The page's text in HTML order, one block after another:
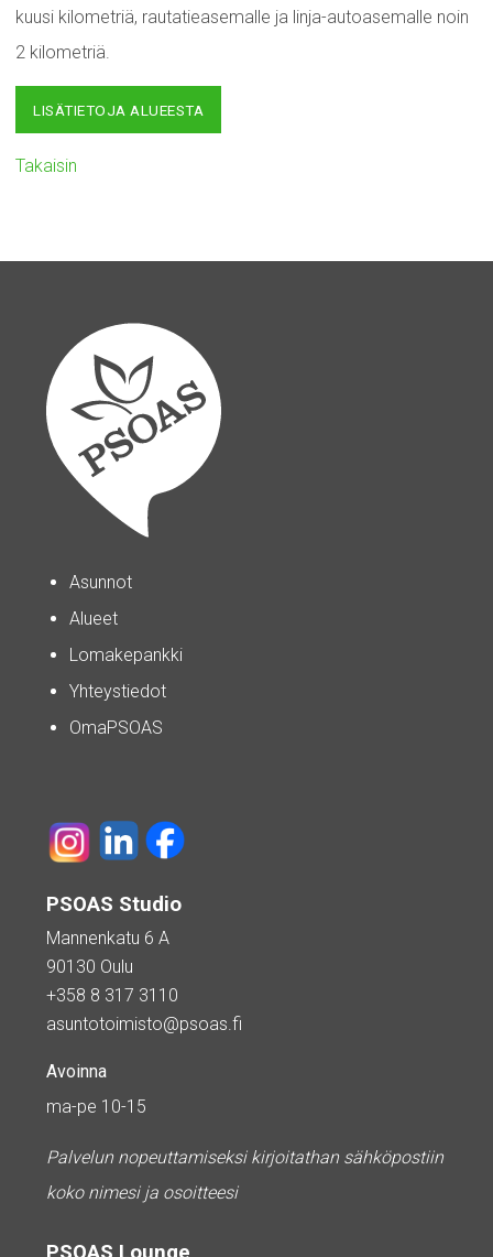
kuusi kilometriä, rautatieasemalle ja linja-autoasemalle noin
2 kilometriä.
LISÄTIETOJA ALUEESTA
Takaisin
Asunnot
Alueet
Lomakepankki
Yhteystiedot
OmaPSOAS
PSOAS Studio
Mannenkatu 6 A
90130 Oulu
+358 8 317 3110
asuntotoimisto@psoas.fi
Avoinna
ma-pe 10-15
Palvelun nopeuttamiseksi kirjoitathan sähköpostiin
koko nimesi ja osoitteesi